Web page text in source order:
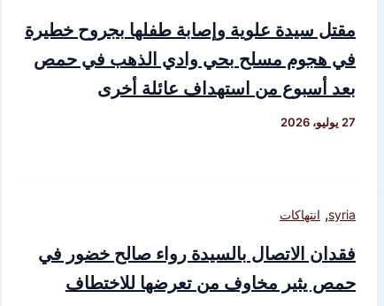
مقتل سيدة علوية وإصابة طفلها بجروح خطيرة
في هجوم مسلح بحي وادي الذهب في حمص
بعد أسبوع من استهداف عائلة أخرى
27 يوليو، 2026
syria
, انتهاكات
فقدان الاتصال بالسيدة رواء صالح خضور في
حمص يثير مخاوف من تعرضها للاختطاف